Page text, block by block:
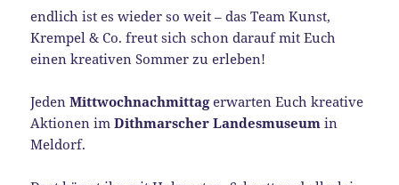
endlich ist es wieder so weit – das Team Kunst,
Krempel & Co. freut sich schon darauf mit Euch
einen kreativen Sommer zu erleben!
JedenMittwochnachmittagerwarten Euch kreative
Aktionen imDithmarscher Landesmuseum in
Meldorf.